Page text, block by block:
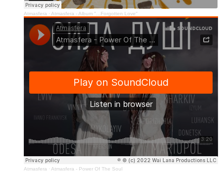
Atmasfera · Atmasfera - Album "...Forgotten Love"
Atmasfera · Atmasfera - Power Of The Soul